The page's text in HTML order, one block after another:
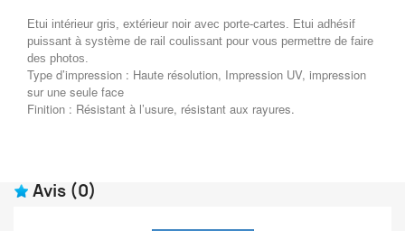
Etui intérieur gris, extérieur noir avec porte-cartes. Etui adhésif
puissant à système de rail coulissant pour vous permettre de faire
des photos.
Type d’impression : Haute résolution, Impression UV, impression
sur une seule face
Finition : Résistant à l’usure, résistant aux rayures.
Avis (0)